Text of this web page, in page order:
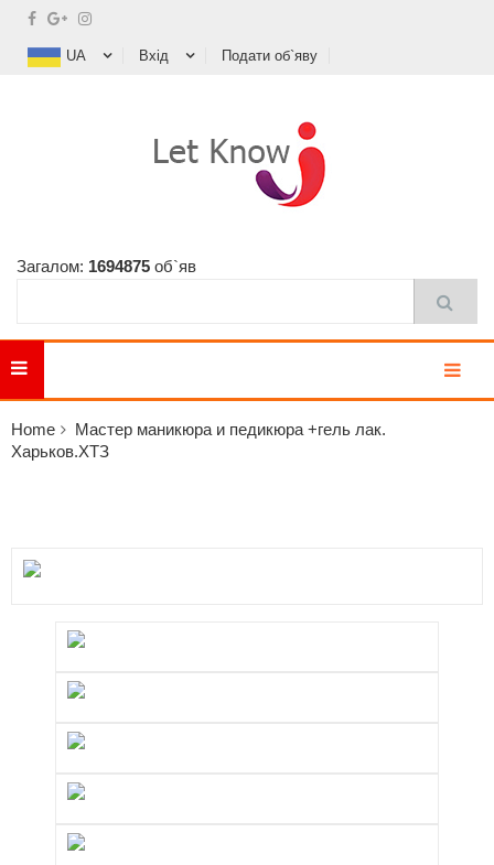
UA Вхід Подати об`яву
Загалом: 1694875 об`яв
Home
Мастер маникюра и педикюра +гель лак.
Харьков.ХТЗ